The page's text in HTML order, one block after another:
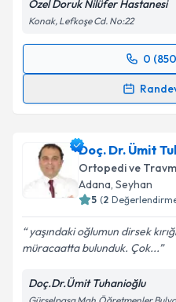
kapsamda
Takvim
Özel Doruk Nilüfer Hastanesi
Konak, Lefkoşe Cd. No:22
0
Randevu Takvimi
takvim hazırlandığında
E-posta Adresiniz
Kişisel verilerimin
kapsamda
Doç. Dr. Ümit
Ortopedi ve
Adana, Seyhan
5 (2
yaşındaki oğlumun dirsek
müracaatta bulunduk. Çok...
Doç.Dr.Ümit Tuhanioğlu